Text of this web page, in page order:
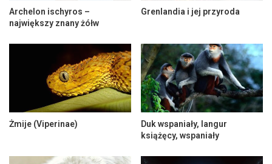
Archelon ischyros –
największy znany żółw
Grenlandia i jej przyroda
Żmije (Viperinae)
Duk wspaniały, langur
książęcy, wspaniały